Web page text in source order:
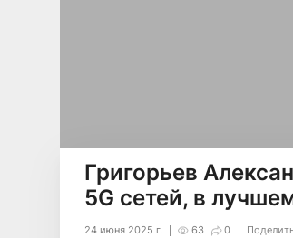
Григорьев
5G сетей, в
63 0
24 июня 2025 г.